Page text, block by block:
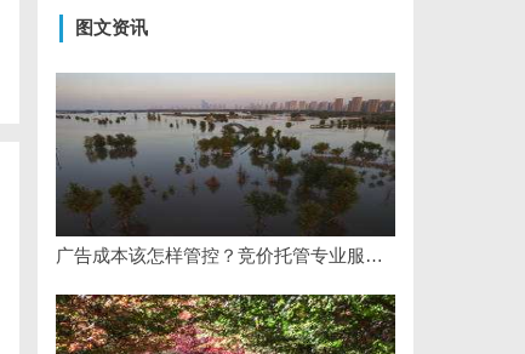
图文资讯
广告成本该怎样管控？竞价托管专业服务商俐麸科技